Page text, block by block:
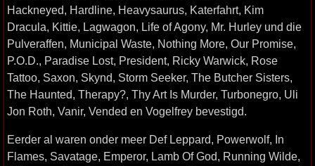
Hackneyed, Hardline, Heavysaurus, Katerfahrt, Kim
Dracula, Kittie, Lagwagon, Life of Agony, Mr. Hurley und die
Pulveraffen, Municipal Waste, Nothing More, Our Promise,
P.O.D., Paradise Lost, President, Ricky Warwick, Rose
Tattoo, Saxon, Skynd, Storm Seeker, The Butcher Sisters,
The Haunted, Therapy?, Thy Art Is Murder, Turbonegro, Uli
Jon Roth, Vanir, Vended en Vogelfrey bevestigd.
Eerder al waren onder meer Def Leppard, Powerwolf, In
Flames, Savatage, Emperor, Lamb Of God, Running Wilde,